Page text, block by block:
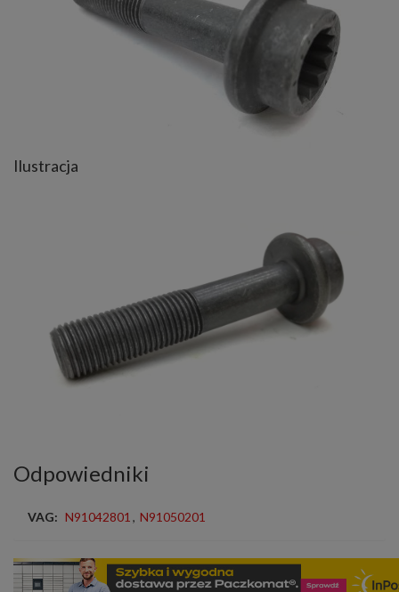
Ilustracja
Odpowiedniki
VAG: N91042801 , N91050201